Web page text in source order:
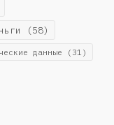
(58)
данные (31)